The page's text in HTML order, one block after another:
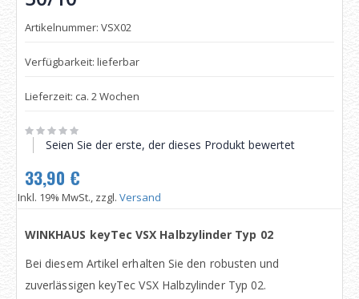
Artikelnummer: VSX02
Verfügbarkeit: lieferbar
Lieferzeit: ca. 2 Wochen
Seien Sie der erste, der dieses Produkt bewertet
33,90 €
Inkl. 19% MwSt., zzgl. Versand
WINKHAUS keyTec VSX Halbzylinder Typ 02
Bei diesem Artikel erhalten Sie den robusten und
zuverlässigen keyTec VSX Halbzylinder Typ 02.